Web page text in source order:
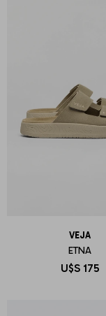
VEJA
ETNA
U$S 175